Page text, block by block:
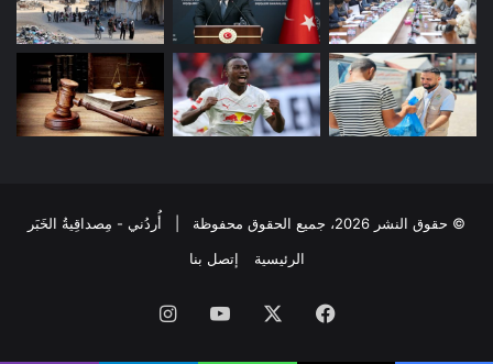
© حقوق النشر 2026، جميع الحقوق محفوظة | أُردُني - مِصداقِيةُ الخَبَر
الرئيسية
إتصل بنا
فيسبوك ‫YouTube